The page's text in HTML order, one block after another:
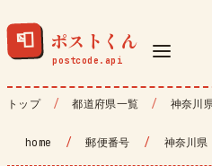
📮 ポストくん
トップ 都道府県一覧 神奈川
home / 郵便番号 / 神奈川県